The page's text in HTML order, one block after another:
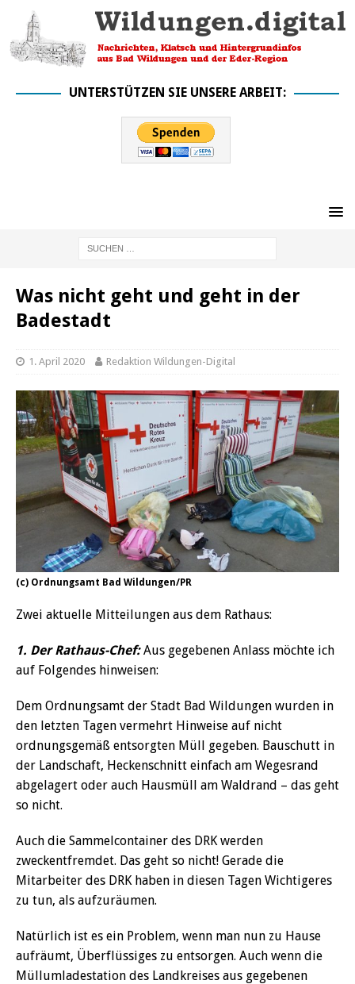
UNTERSTÜTZEN SIE UNSERE ARBEIT:
Was nicht geht und geht in der
Badestadt
1. April 2020 Redaktion Wildungen-Digital
(c) Ordnungsamt Bad Wildungen/PR
Zwei aktuelle Mitteilungen aus dem Rathaus:
1. Der Rathaus-Chef:Aus gegebenen Anlass möchte ich
auf Folgendes hinweisen:
Dem Ordnungsamt der Stadt Bad Wildungen wurden in
den letzten Tagen vermehrt Hinweise auf nicht
ordnungsgemäß entsorgten Müll gegeben. Bauschutt in
der Landschaft, Heckenschnitt einfach am Wegesrand
abgelagert oder auch Hausmüll am Waldrand – das geht
so nicht.
Auch die Sammelcontainer des DRK werden
zweckentfremdet. Das geht so nicht! Gerade die
Mitarbeiter des DRK haben in diesen Tagen Wichtigeres
zu tun, als aufzuräumen.
Natürlich ist es ein Problem, wenn man nun zu Hause
aufräumt, Überflüssiges zu entsorgen. Auch wenn die
Müllumladestation des Landkreises aus gegebenen